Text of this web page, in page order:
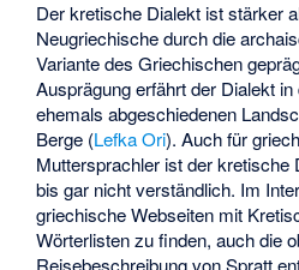
Der kretische Dialekt ist stärker
Neugriechische durch die
Variante des Griechischen
Ausprägung erfährt der Dialekt
ehemals abgeschiedenen
Berge (Lefka Ori). Auch für
Muttersprachler ist der kretische
bis gar nicht verständlich. Im
griechische Webseiten mit
Wörterlisten zu finden, auch die
Reisebeschreibung von Spratt